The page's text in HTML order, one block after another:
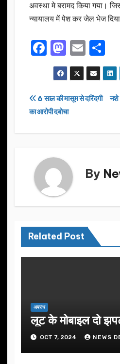
अवस्था मे बरामद किया गया।
न्यायालय में पेश कर जेल भेज
F
a
c
e
b
k
M
a
st
o
d
E
m
ail
h
ar
e
Post
navigation
नशे
6 साल की मासूम से दरिंदगी
का आरोपी दबोचा
By
Related Post
अपराध
लूट के मोबाइल दो
OCT 7, 2024 NEWS